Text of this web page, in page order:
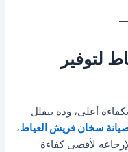
لتوفير
أعلى، وده بيقلل
سخان فريش العياط،
لأقصى كفاءة